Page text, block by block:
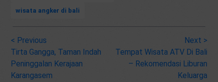
wisata angker di bali
< Previous
Tirta Gangga, Taman Indah
Peninggalan Kerajaan
Karangasem
Next >
Tempat Wisata ATV Di Bali
– Rekomendasi Liburan
Keluarga